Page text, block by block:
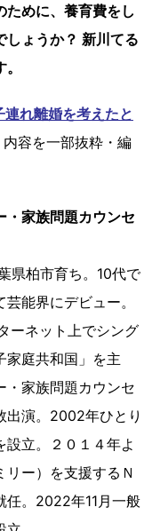
ために、養育費をし
しょうか？ 新川てる
連れ離婚を考えたと
容を一部抜粋・編
・家族問題カウンセ
県柏市育ち。10代で
能界にデビュー。
ーネット上でシング
家庭共和国」を主
・家族問題カウンセ
出演。2002年ひとり
立。２０１４年よ
ー）を支援するＮ
任。2022年11月一般